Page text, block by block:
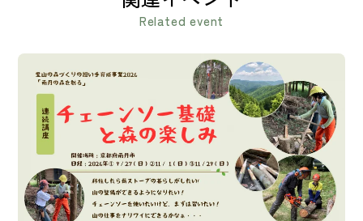
Related event